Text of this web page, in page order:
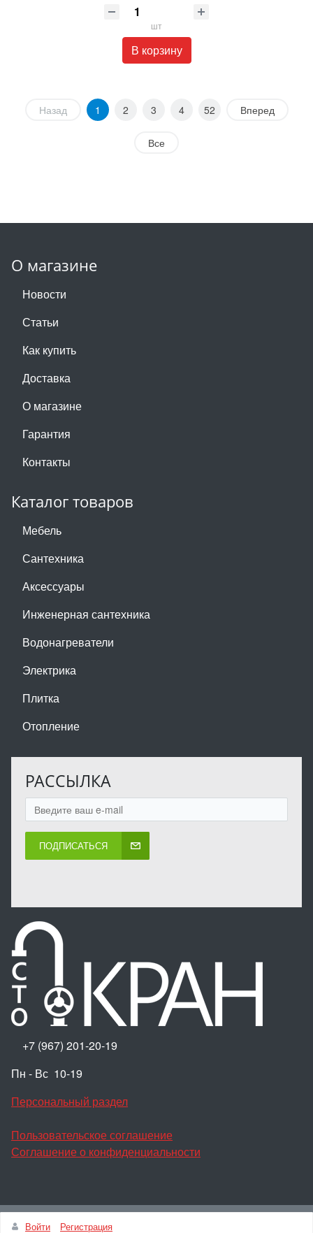
шт
В корзину
Назад 1 2 3 4 52 Вперед
Все
О магазине
Новости
Статьи
Как купить
Доставка
О магазине
Гарантия
Контакты
Каталог товаров
Мебель
Сантехника
Аксессуары
Инженерная сантехника
Водонагреватели
Электрика
Плитка
Отопление
РАССЫЛКА
ПОДПИСАТЬСЯ
+7 (967) 201-20-19
Пн - Вс 10-19
Персональный раздел
Пользовательское соглашение
Соглашение о конфиденциальности
Войти Регистрация